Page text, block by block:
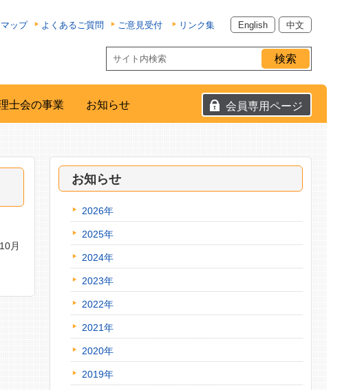
ップ よくあるご質問 ご意見受付 リンク集 English 中文
会員専用ページ
士会の事業 お知らせ
月
お知らせ
2026年
2025年
2024年
2023年
2022年
2021年
2020年
2019年